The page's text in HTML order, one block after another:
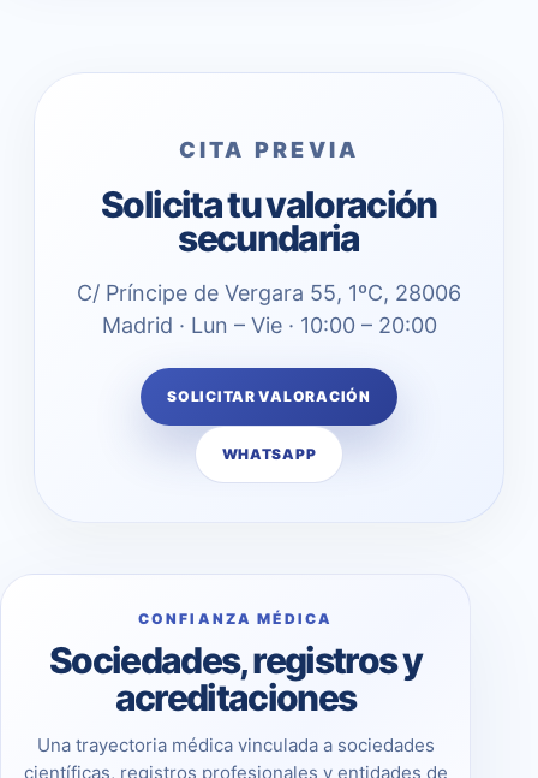
CITA PREVIA
Solicita tu valoración
secundaria
C/ Príncipe de Vergara 55, 1ºC, 28006
Madrid · Lun – Vie · 10:00 – 20:00
SOLICITAR VALORACIÓN
WHATSAPP
CONFIANZA MÉDICA
Sociedades, registros y
acreditaciones
Una trayectoria médica vinculada a sociedades
científicas, registros profesionales y entidades de